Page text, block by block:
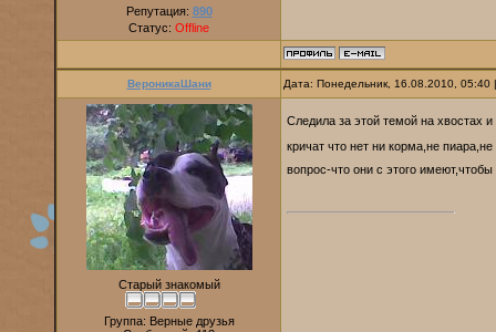
Репутация: 890
Статус: Offline
ВероникаШани Дата: Понедельник, 16.08.2010,
Старый знакомый
Группа: Верные друзья
Следила за этой темой на хвостах
кричат что нет ни корма,не
вопрос-что они с этого